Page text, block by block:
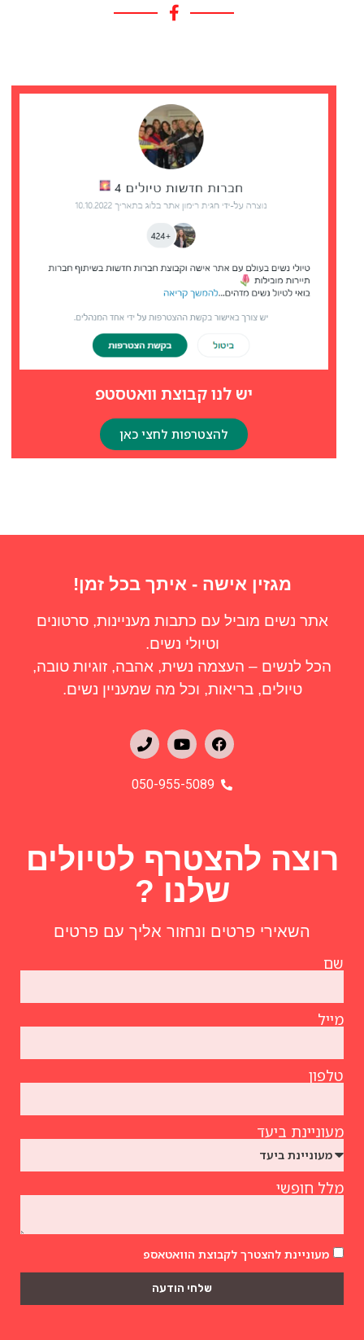
יש לנו קבוצת וואטסטפ
להצטרפות לחצי כאן
מגזין אישה - איתך בכל זמן!
אתר נשים מוביל עם כתבות מעניינות, סרטונים
וטיולי נשים.
הכל לנשים – העצמה נשית, אהבה, זוגיות טובה,
טיולים, בריאות, וכל מה שמעניין נשים.
050-955-5089
רוצה להצטרף לטיולים
שלנו ?
השאירי פרטים ונחזור אליך עם פרטים
שם
מייל
טלפון
מעוניינת ביעד
מלל חופשי
מעוניינת להצטרך לקבוצת הוואטאספ
שלחי הודעה